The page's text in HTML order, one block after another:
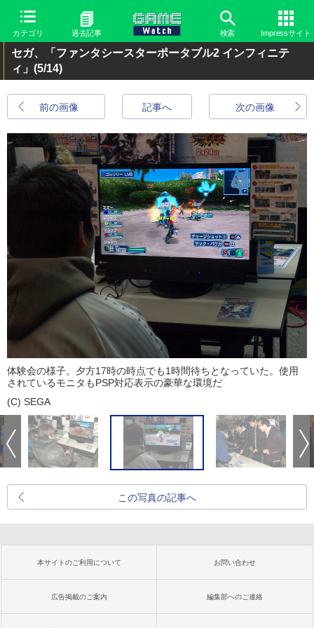
カテゴリ 過去記事 検索 Impressサイト
セガ、「ファンタシースターポータブル2 インフィニテ
ィ」 (5/14)
前の画像 次の画像
記事へ
体験会の様子。夕方17時の時点でも1時間待ちとなっていた。使用
されているモニタもPSP対応表示の豪華な環境だ
(C) SEGA
この写真の記事へ
本サイトのご利用について お問い合わせ
広告掲載のご案内 編集部へのご連絡